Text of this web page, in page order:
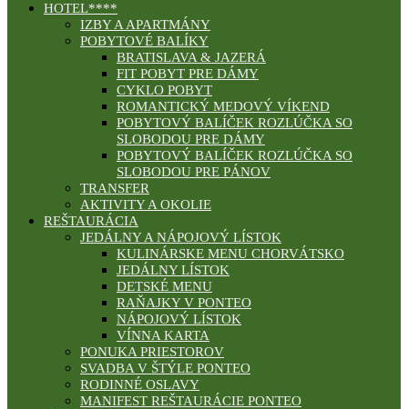
HOTEL****
IZBY A APARTMÁNY
POBYTOVÉ BALÍKY
BRATISLAVA & JAZERÁ
FIT POBYT PRE DÁMY
CYKLO POBYT
ROMANTICKÝ MEDOVÝ VÍKEND
POBYTOVÝ BALÍČEK ROZLÚČKA SO
SLOBODOU PRE DÁMY
POBYTOVÝ BALÍČEK ROZLÚČKA SO
SLOBODOU PRE PÁNOV
TRANSFER
AKTIVITY A OKOLIE
REŠTAURÁCIA
JEDÁLNY A NÁPOJOVÝ LÍSTOK
KULINÁRSKE MENU CHORVÁTSKO
JEDÁLNY LÍSTOK
DETSKÉ MENU
RAŇAJKY V PONTEO
NÁPOJOVÝ LÍSTOK
VÍNNA KARTA
PONUKA PRIESTOROV
SVADBA V ŠTÝLE PONTEO
RODINNÉ OSLAVY
MANIFEST REŠTAURÁCIE PONTEO